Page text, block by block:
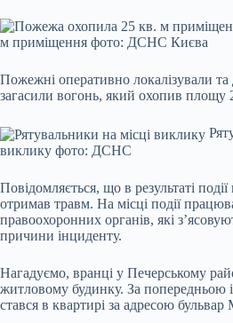
м приміщення фото: ДСНС Києва
Пожежні оперативно локалізували
загасили вогонь, який охопив площу
виклику фото: ДСНС
Повідомляється, що в результаті
отримав травм. На місці події
правоохоронних органів, які
причини інциденту.
Нагадуємо, вранці у Печерському
житловому будинку. За попередньою
стався в квартирі за адресою